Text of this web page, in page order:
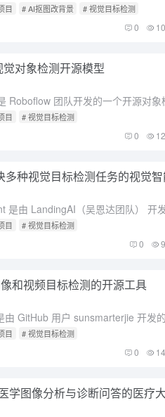
目 # AI抠图改背景 # 视觉目标检测
0
对象检测开源模型
目 # 视觉目标检测
0
多种视觉目标检测任务的视觉
目 # 视觉目标检测
0
和视频目标检测的开源工具
目 # 视觉目标检测
0
学图像分析与诊断问答的医疗